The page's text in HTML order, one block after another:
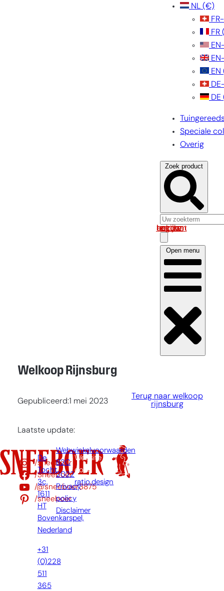
NL (€)
FR
EN
DE
Speciale
Overig
Zoek product
Log in om uw account te bekijken
Open menu
Welkoop Rijnsburg
Gepubliceerd:1 mei 2023
Laatste update:
Terug naar welkoop
rijnsburg
/sneeboer
/Sneeboer
/@sneeboer3875
/sneeboer
De
Tocht
3c,
1611
HT
Bovenkarspel,
Nederland
+31
(0)228
511
365
Webwinkelvoorwaarden
B2C
2022
Privacy
policy
Disclaimer
Website
door:
ratio.design